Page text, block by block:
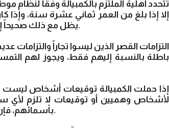
إلا إذا بلغ من العمر ثماني عشرة سنة،
يظل مع ذلك صحيحاً إذا وضع توقيعه في إقليم دولة يعتبره نظامها كامل الأهلية.
باطلة بالنسبة إليهم فقط، ويجوز لهم
لأشخاص وهميين أو توقيعات لا تلزم لأي
بأسمائهم، فإن التزامات غيرهم من الموقعين عليها تظل مع ذلك صحيحة.